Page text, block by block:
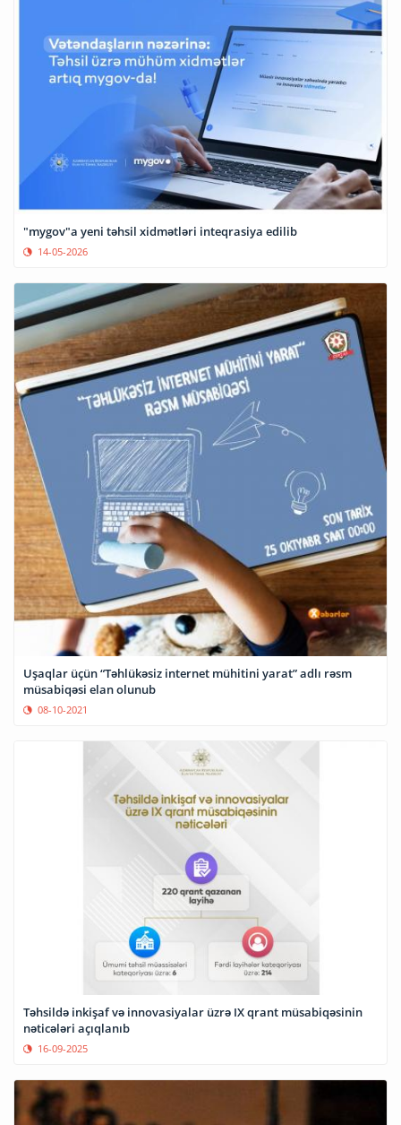
"mygov"a yeni təhsil xidmətləri inteqrasiya edilib
14-05-2026
Uşaqlar üçün “Təhlükəsiz internet mühitini yarat” adlı rəsm
müsabiqəsi elan olunub
08-10-2021
Təhsildə inkişaf və innovasiyalar üzrə IX qrant müsabiqəsinin
nəticələri açıqlanıb
16-09-2025